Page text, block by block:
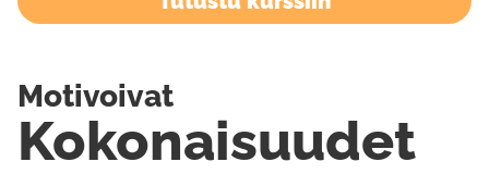
Kokonaisuudet
Motivoivat